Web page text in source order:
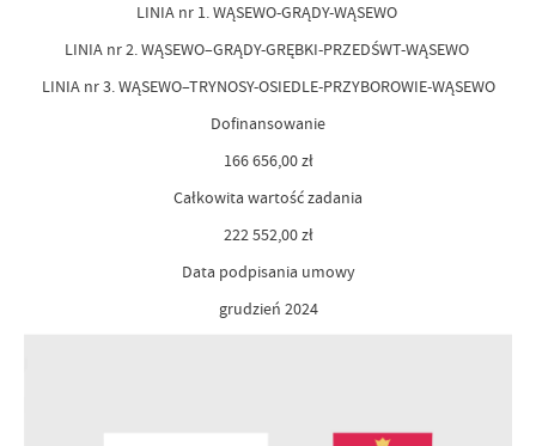
LINIA nr 1. WĄSEWO-GRĄDY-WĄSEWO
LINIA nr 2. WĄSEWO–GRĄDY-GRĘBKI-PRZEDŚWT-WĄSEWO
LINIA nr 3. WĄSEWO–TRYNOSY-OSIEDLE-PRZYBOROWIE-WĄSEWO
Dofinansowanie
166 656,00 zł
Całkowita wartość zadania
222 552,00 zł
Data podpisania umowy
grudzień 2024